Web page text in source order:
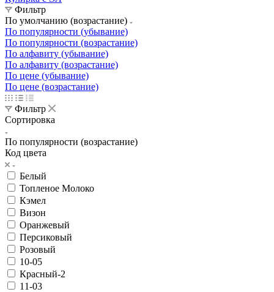
Фильтр
По умолчанию (возрастание)
По популярности (убывание)
По популярности (возрастание)
По алфавиту (убывание)
По алфавиту (возрастание)
По цене (убывание)
По цене (возрастание)
Фильтр
Сортировка
По популярности (возрастание)
Код цвета
Белый
Топленое Молоко
Кэмел
Визон
Оранжевый
Персиковый
Розовый
10-05
Красный-2
11-03